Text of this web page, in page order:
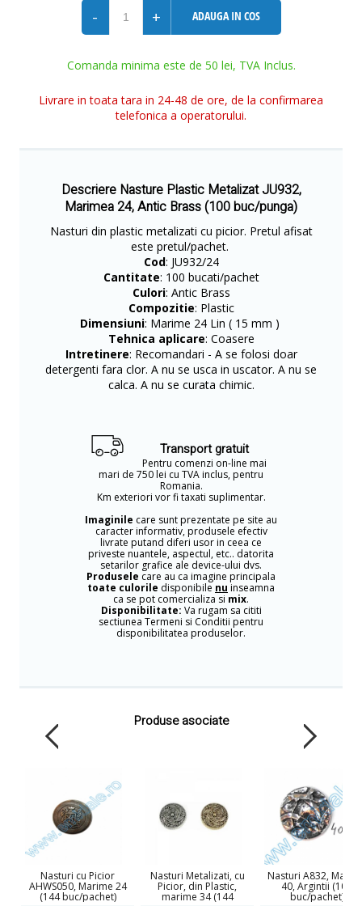
- + ADAUGA IN COS
Comanda minima este de 50 lei, TVA Inclus.
Livrare in toata tara in 24-48 de ore, de la confirmarea
telefonica a operatorului.
Descriere Nasture Plastic Metalizat JU932,
Marimea 24, Antic Brass (100 buc/punga)
Nasturi din plastic metalizati cu picior. Pretul afisat
este pretul/pachet.
Cod: JU932/24
Cantitate: 100 bucati/pachet
Culori: Antic Brass
Compozitie: Plastic
Dimensiuni: Marime 24 Lin ( 15 mm )
Tehnica aplicare: Coasere
Intretinere: Recomandari - A se folosi doar
detergenti fara clor. A nu se usca in uscator. A nu se
calca. A nu se curata chimic.
Transport gratuit
Pentru comenzi on-line mai
mari de 750 lei cu TVA inclus, pentru
Romania.
Km exteriori vor fi taxati suplimentar.
Imaginile care sunt prezentate pe site au
caracter informativ, produsele efectiv
livrate putand diferi usor in ceea ce
priveste nuantele, aspectul, etc.. datorita
setarilor grafice ale device-ului dvs.
Produsele care au ca imagine principala
toate culorile disponibile nu inseamna
ca se pot comercializa si mix.
Disponibilitate: Va rugam sa cititi
sectiunea Termeni si Conditii pentru
disponibilitatea produselor.
Produse asociate
Nasturi cu Picior
AHWS050, Marime 24
(144 buc/pachet)
Nasturi Metalizati, cu
Picior, din Plastic,
marime 34 (144
Nasturi A832,
40, Argintii (100
buc/pachet)